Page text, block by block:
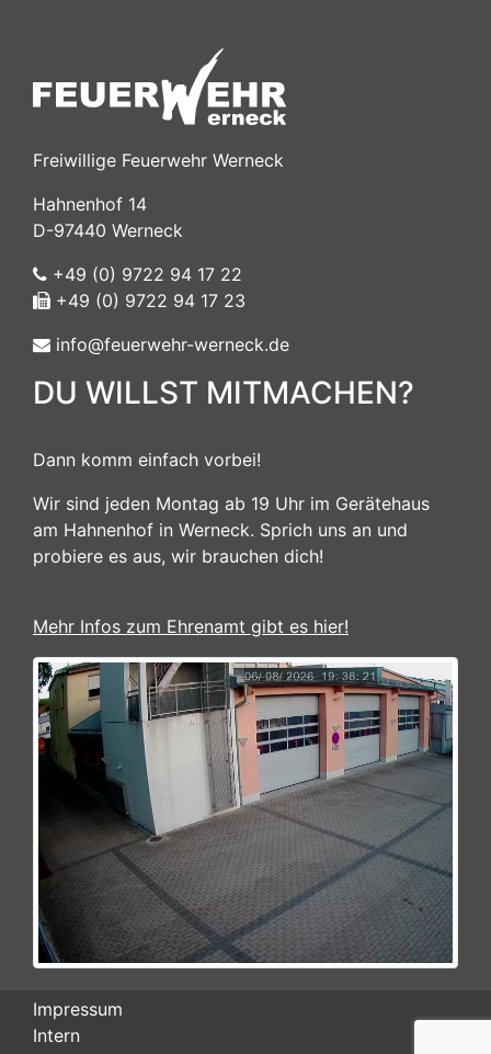
Freiwillige Feuerwehr Werneck
Hahnenhof 14
D-97440 Werneck
+49 (0) 9722 94 17 22
+49 (0) 9722 94 17 23
info@feuerwehr-werneck.de
DU WILLST MITMACHEN?
Dann komm einfach vorbei!
Wir sind jeden Montag ab 19 Uhr im Gerätehaus
am Hahnenhof in Werneck. Sprich uns an und
probiere es aus, wir brauchen dich!
Mehr Infos zum Ehrenamt gibt es hier!
Impressum
Intern